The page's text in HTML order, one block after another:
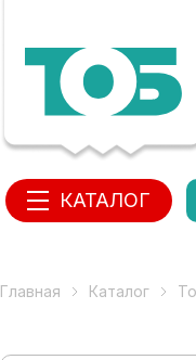
КАТАЛОГ
Главная Каталог